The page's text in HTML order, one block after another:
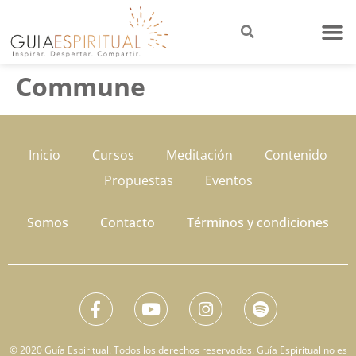
Commune
Inicio Cursos Meditación
Contenido
Propuestas
Eventos
Somos Contacto Términos y condiciones
© 2020 Guía Espiritual. Todos los derechos reservados. Guía Espiritual no es